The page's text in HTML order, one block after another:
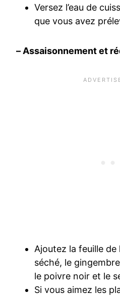
Versez l’eau de
que vous avez
– Assaisonnement et
Ajoutez la feuille
séché, le
le poivre noir et le
Si vous aimez les